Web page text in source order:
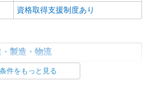
資格取得支援制度あり
製造・物流
件をもっと見る